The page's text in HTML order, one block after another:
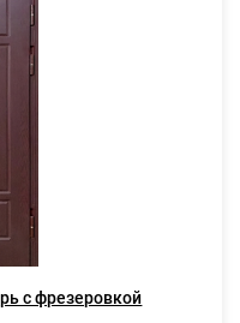
с фрезеровкой